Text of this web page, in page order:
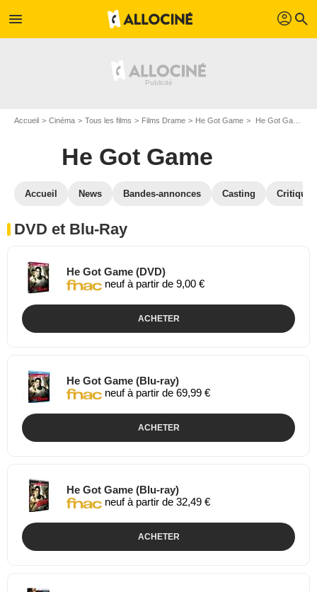
menu profil search
Accueil Cinéma Tous les films Films Drame He Got Game He Got Game en DVD Blu Ray
He Got Game
Accueil News Bandes-annonces Casting
DVD et Blu-Ray
He Got Game (DVD)
neuf à partir de 9,00 €
ACHETER
He Got Game (Blu-ray)
neuf à partir de 69,99 €
ACHETER
He Got Game (Blu-ray)
neuf à partir de 32,49 €
ACHETER